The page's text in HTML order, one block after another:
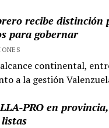
recibe distinción
para gobernar
alcance continental,
a la gestión
PRO en